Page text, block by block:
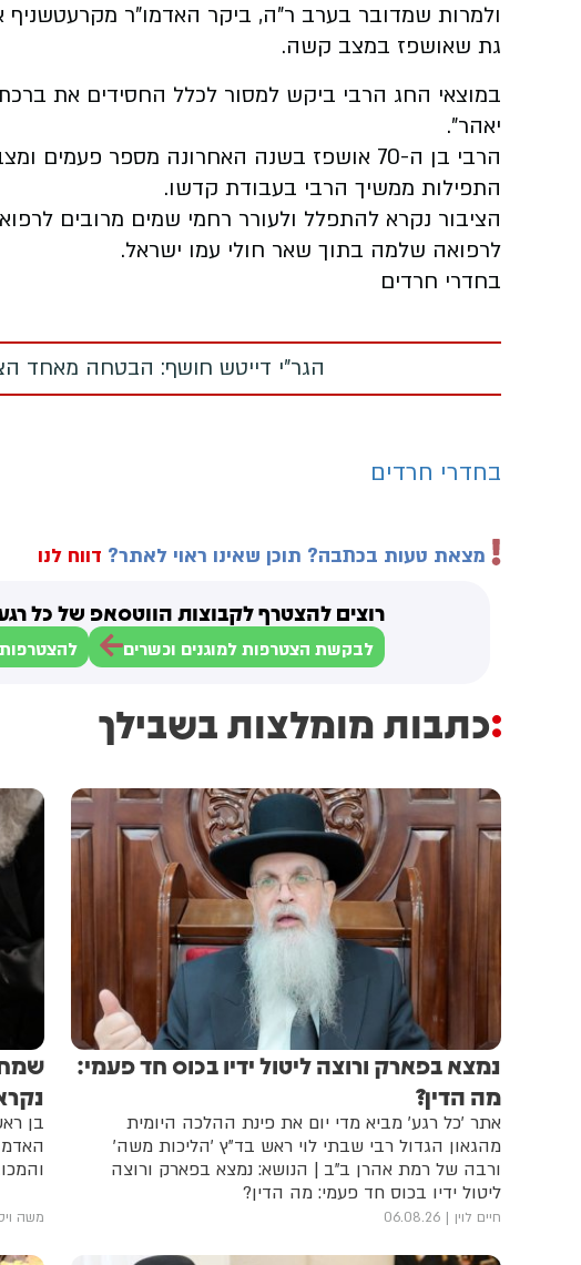
ולמרות שמדובר בערב ר"ה, ביקר האדמו"ר
גת שאושפז במצב קשה.
במוצאי החג הרבי ביקש למסור לכלל החסידים את
יאהר".
הרבי בן ה-70 אושפז בשנה האחרונה מספר
התפילות ממשיך הרבי בעבודת קדשו.
הציבור נקרא להתפלל ולעורר רחמי שמים מרובים
לרפואה שלמה בתוך שאר חולי עמו ישראל.
בחדרי חרדים
הגר"י דייטש חושף: הבטחה מאחד
בחדרי חרדים
מצאת טעות בכתבה? תוכן שאינו ראוי לאתר? דווח לנו
רוצים להצטרף לקבוצות הווטסאפ של כל
לבקשת הצטרפות למוגנים וכשרים
כתבות מומלצות בשבילך
נמצא בפארק ורוצה ליטול ידיו בכוס חד פעמי:
מה הדין?
אתר 'כל רגע' מביא מדי יום את פינת ההלכה היומית
מהגאון הגדול רבי שבתי לוי ראש בד"ץ 'הליכות משה'
ורבה של רמת אהרן ב"ב | הנושא: נמצא בפארק ורוצה
ליטול ידיו בכוס חד פעמי: מה הדין?
חיים לוין 06.08.26
בן
משה